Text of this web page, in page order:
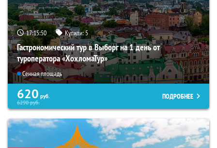
17:15:49 Купили:5
Гастрономический тур в Выборг на 1 день от
туроператора «ХохломаТур»
Сенная площадь
620 руб.
6290руб.
ПОДРОБНЕЕ